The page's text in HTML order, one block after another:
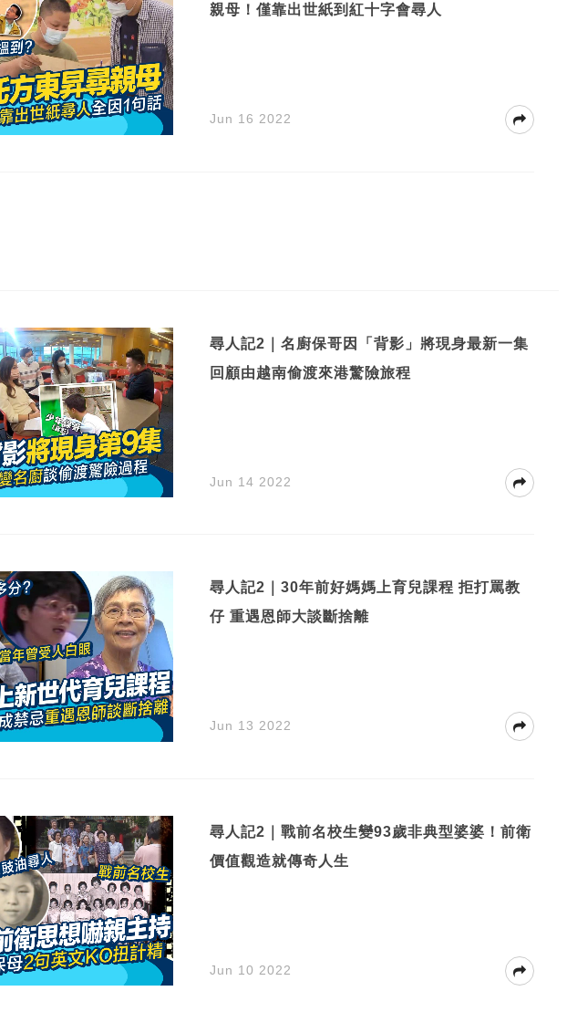
親母！僅靠出世紙到紅十字會尋人
Jun 16 2022
尋人記2｜名廚保哥因「背影」將現身最新一集
回顧由越南偷渡來港驚險旅程
Jun 14 2022
尋人記2｜30年前好媽媽上育兒課程 拒打罵教
仔 重遇恩師大談斷捨離
Jun 13 2022
尋人記2｜戰前名校生變93歲非典型婆婆！前衛
價值觀造就傳奇人生
Jun 10 2022